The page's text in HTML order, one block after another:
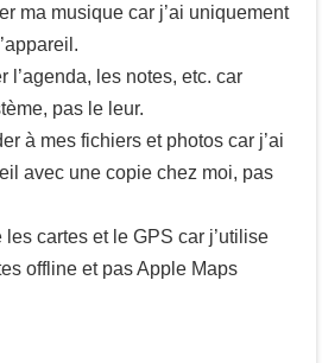
ma musique car j’ai uniquement
l’agenda, les notes, etc. car
pas le leur.
à mes fichiers et photos car j’ai
avec une copie chez moi, pas
cartes et le GPS car j’utilise
offline et pas Apple Maps